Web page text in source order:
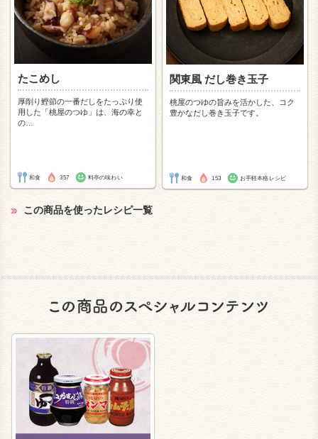
たこめし
厚削り鰹節の一番だしをたっぷり使
用した「桃屋のつゆ」は、海の幸と
の
和食 357 料亭の味わい
関東風 だし巻き玉子
桃屋のつゆの旨みを活かした、コク
豊かなだし巻き玉子です。
和食 153 お手軽本格レシピ
この商品を使ったレシピ一覧